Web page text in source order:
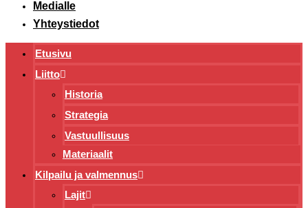
Medialle
Yhteystiedot
Etusivu
Liitto
Historia
Strategia
Vastuullisuus
Materiaalit
Kilpailu ja valmennus
Lajit